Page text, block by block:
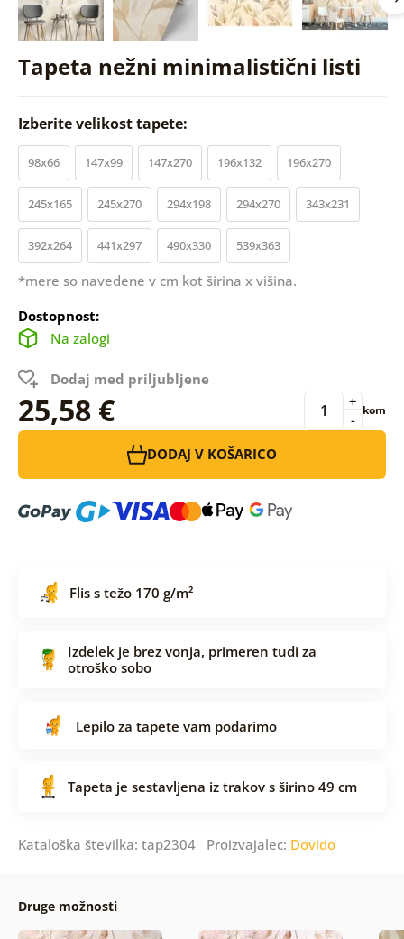
Tapeta nežni minimalistični listi
Izberite velikost tapete:
98x66 147x99 147x270 196x132 196x270
245x165 245x270 294x198 294x270 343x231
392x264 441x297 490x330 539x363
*mere so navedene v cm kot širina x višina.
Dostopnost:
Na zalogi
Dodaj med priljubljene
25,58 € -
+ kom
DODAJ V KOŠARICO
Flis s težo 170 g/m²
Izdelek je brez vonja, primeren tudi za
otroško sobo
Lepilo za tapete vam podarimo
Tapeta je sestavljena iz trakov s širino 49 cm
Kataloška številka: tap2304 Proizvajalec: Dovido
Druge možnosti